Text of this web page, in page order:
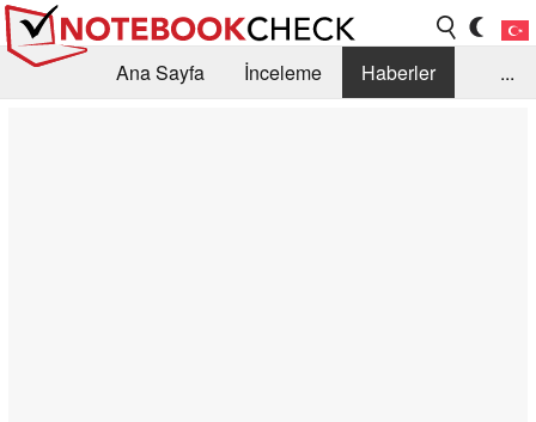
Ana Sayfa İnceleme
Haberler
...